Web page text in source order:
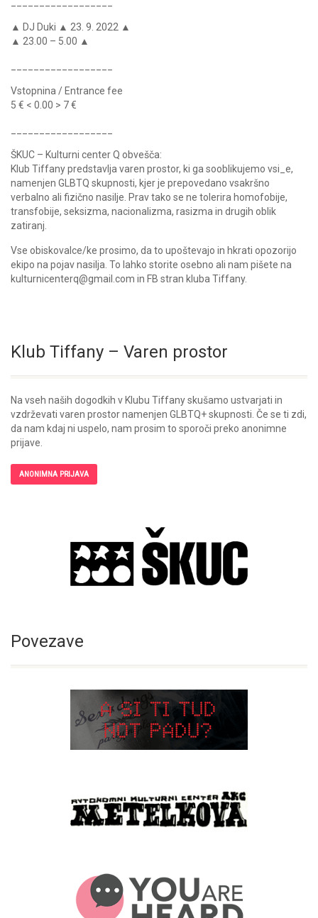
▲ DJ Duki ▲ 23. 9. 2022 ▲
▲ 23.00 – 5.00 ▲
Vstopnina / Entrance fee
5 € < 0.00 > 7 €
ŠKUC – Kulturni center Q obvešča:
Klub Tiffany predstavlja varen prostor, ki ga sooblikujemo vsi_e,
namenjen GLBTQ skupnosti, kjer je prepovedano vsakršno
verbalno ali fizično nasilje. Prav tako se ne tolerira homofobije,
transfobije, seksizma, nacionalizma, rasizma in drugih oblik
zatiranj.
Vse obiskovalce/ke prosimo, da to upoštevajo in hkrati opozorijo
ekipo na pojav nasilja. To lahko storite osebno ali nam pišete na
kulturnicenterq@gmail.com in FB stran kluba Tiffany.
Klub Tiffany – Varen prostor
Na vseh naših dogodkih v Klubu Tiffany skušamo ustvarjati in
vzdrževati varen prostor namenjen GLBTQ+ skupnosti. Če se ti zdi,
da nam kdaj ni uspelo, nam prosim to sporoči preko anonimne
prijave.
ANONIMNA PRIJAVA
Povezave